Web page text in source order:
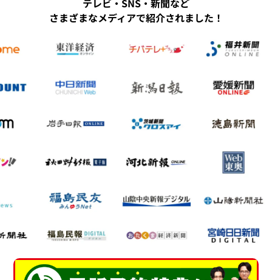
テレビ・SNS・新聞など
さまざまなメディアで紹介されました！